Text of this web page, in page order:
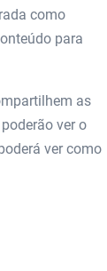
como
para
as
ver o
ver como